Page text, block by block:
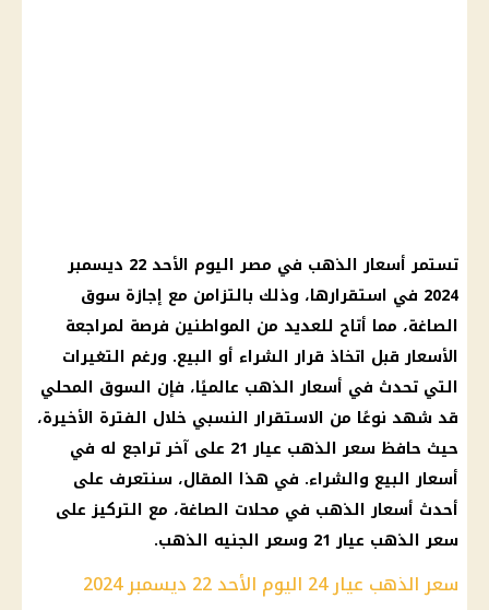
تستمر أسعار الذهب في مصر اليوم الأحد 22 ديسمبر
2024 في استقرارها، وذلك بالتزامن مع إجازة سوق
الصاغة، مما أتاح للعديد من المواطنين فرصة لمراجعة
الأسعار قبل اتخاذ قرار الشراء أو البيع. ورغم التغيرات
التي تحدث في أسعار الذهب عالميًا، فإن السوق المحلي
قد شهد نوعًا من الاستقرار النسبي خلال الفترة الأخيرة،
حيث حافظ سعر الذهب عيار 21 على آخر تراجع له في
أسعار البيع والشراء. في هذا المقال، سنتعرف على
أحدث أسعار الذهب في محلات الصاغة، مع التركيز على
سعر الذهب عيار 21 وسعر الجنيه الذهب.
سعر الذهب عيار 24 اليوم الأحد 22 ديسمبر 2024